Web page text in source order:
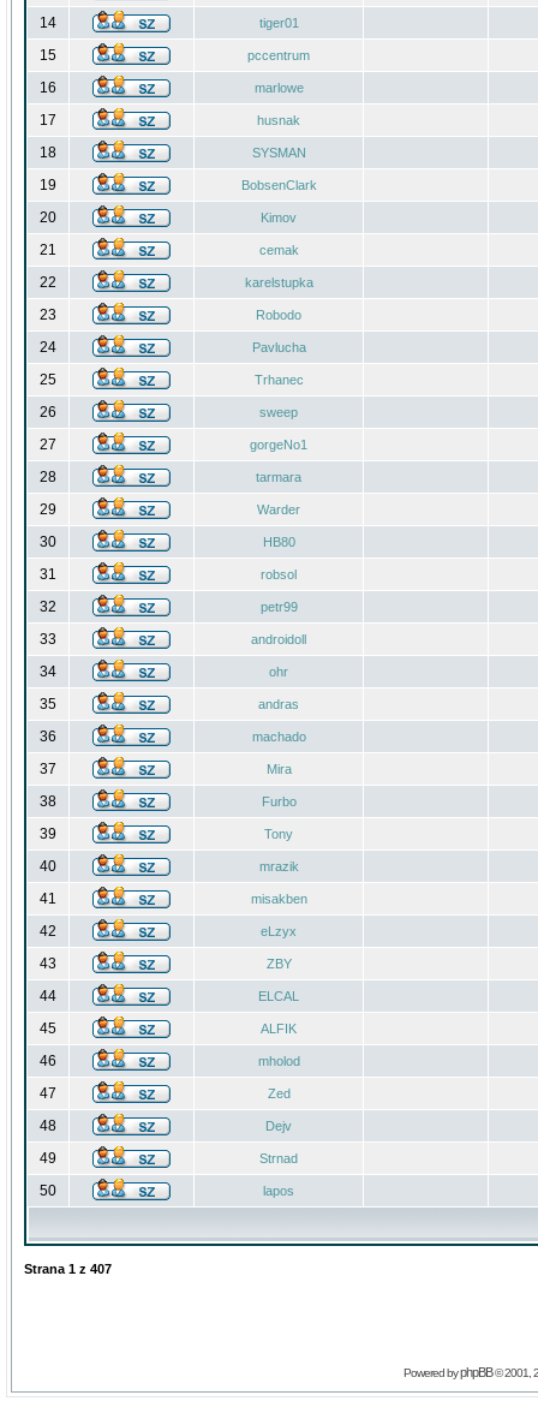
14 tiger01
15 pccentrum
16 marlowe
17 husnak
18 SYSMAN
19 BobsenClark
20 Kimov
21 cemak
22 karelstupka
23 Robodo
24 Pavlucha
25 Trhanec
26 sweep
27 gorgeNo1
28 tarmara
29 Warder
30 HB80
31 robsol
32 petr99
33 androidoll
34 ohr
35 andras
36 machado
37 Mira
38 Furbo
39 Tony
40 mrazik
41 misakben
42 eLzyx
43 ZBY
44 ELCAL
45 ALFIK
46 mholod
47 Zed
48 Dejv
49 Strnad
50 lapos
Strana 1 z 407
Powered byphpBB© 2001,